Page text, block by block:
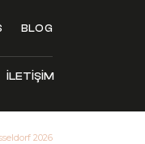
BLOG
İLETIŞIM
2026